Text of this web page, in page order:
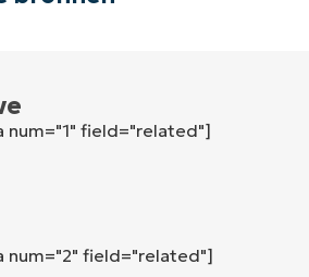
num="1" field="related"]
num="2" field="related"]